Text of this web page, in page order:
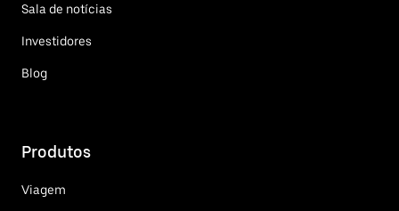
Sala de notícias
Investidores
Blog
Produtos
Viagem